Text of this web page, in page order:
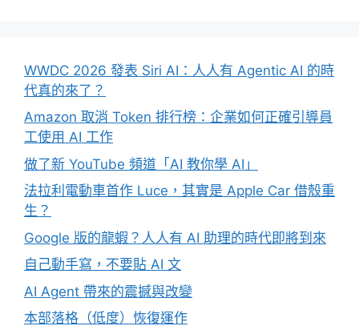
WWDC 2026 發表 Siri AI：人人有 Agentic AI 的時
代真的來了？
Amazon 取消 Token 排行榜：企業如何正確引導員
工使用 AI 工作
做了新 YouTube 頻道「AI 教你學 AI」
法拉利電動車首作 Luce，其實是 Apple Car 借殼重
生？
Google 版的龍蝦？人人有 AI 助理的時代即將到來
自己動手寫，不要貼 AI 文
AI Agent 帶來的震撼與改變
本部落格（低度）恢復運作